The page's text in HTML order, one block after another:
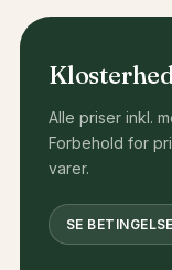
nuancer, som
Velegnet til
Læhegn
Remiser
Alle priser inkl.
Forbehold for
varer.
SE